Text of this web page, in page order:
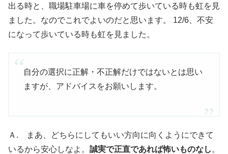
出る時と、職場駐車場に車を停めて歩いている時も虹を見
ました。なのでこれでよいのだと思います。 12/6、不安
になって歩いている時も虹を見ました。
自分の選択に正解・不正解だけではないとは思い
ますが、アドバイスをお願いします。
Ａ. まあ、どちらにしてもいい方向に向くようにできて
いるから安心しなよ。 誠実で正直であれば怖いものなし 。